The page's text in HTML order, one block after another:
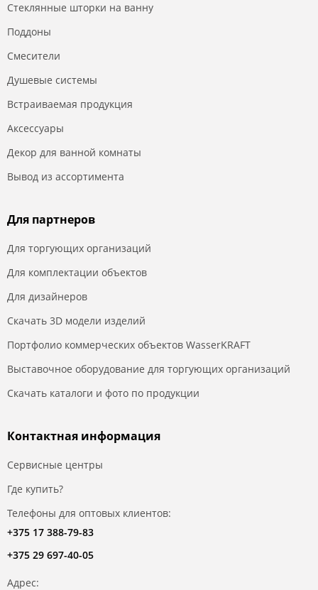
Стеклянные шторки на ванну
Поддоны
Смесители
Душевые системы
Встраиваемая продукция
Аксессуары
Декор для ванной комнаты
Вывод из ассортимента
Для партнеров
Для торгующих организаций
Для комплектации объектов
Для дизайнеров
Скачать 3D модели изделий
Портфолио коммерческих объектов WasserKRAFT
Выставочное оборудование для торгующих организаций
Скачать каталоги и фото по продукции
Контактная информация
Сервисные центры
Где купить?
Телефоны для оптовых клиентов:
+375 17 388-79-83
+375 29 697-40-05
Адрес: